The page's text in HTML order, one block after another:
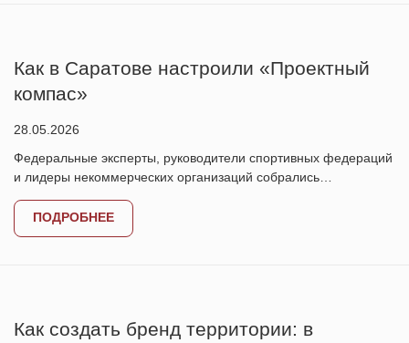
Как в Саратове настроили «Проектный
компас»
28.05.2026
Федеральные эксперты, руководители спортивных федераций
и лидеры некоммерческих организаций собрались…
ПОДРОБНЕЕ
Как создать бренд территории: в